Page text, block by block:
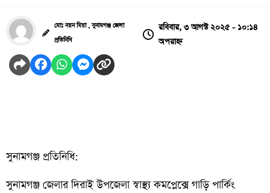
মোঃ নয়ন মিয়া , সুনামগঞ্জ জেলা
প্রতিনিধি
রবিবার, ৩ আগস্ট ২০২৫ - ১০:১৪
অপরাহ্ন
সুনামগঞ্জ প্রতিনিধি:
সুনামগঞ্জ জেলার দিরাই উপজেলা স্বাস্থ্য কমপ্লেক্সে গাড়ি পার্কিং